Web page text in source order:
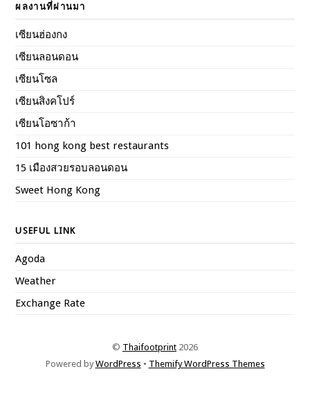
ผลงานที่ผ่านมา
เซียนฮ่องกง
เซียนลอนดอน
เซียนโซล
เซียนสิงคโปร์
เซียนโอซาก้า
101 hong kong best restaurants
15 เมืองสวยรอบลอนดอน
Sweet Hong Kong
USEFUL LINK
Agoda
Weather
Exchange Rate
© Thaifootprint 2026
Powered byWordPress • Themify WordPress Themes